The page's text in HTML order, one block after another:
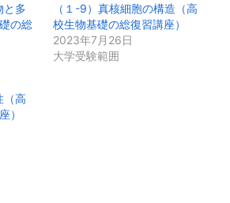
と多
の総
（１-9）真核細胞の構造（高
校生物基礎の総復習講座）
2023年7月26日
大学受験範囲
（高
）